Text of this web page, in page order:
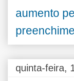
aumento
quinta-feira,